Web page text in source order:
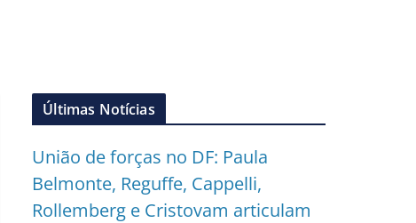
Últimas Notícias
União de forças no DF: Paula
Belmonte, Reguffe, Cappelli,
Rollemberg e Cristovam articulam